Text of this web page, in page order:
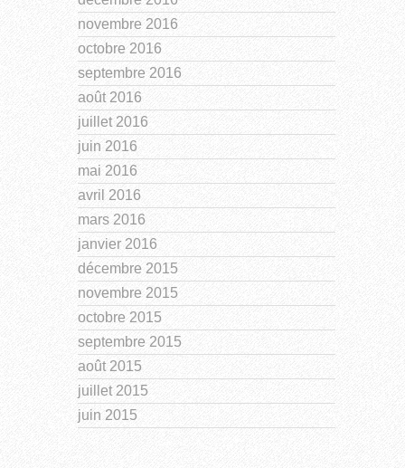
novembre 2016
octobre 2016
septembre 2016
août 2016
juillet 2016
juin 2016
mai 2016
avril 2016
mars 2016
janvier 2016
décembre 2015
novembre 2015
octobre 2015
septembre 2015
août 2015
juillet 2015
juin 2015